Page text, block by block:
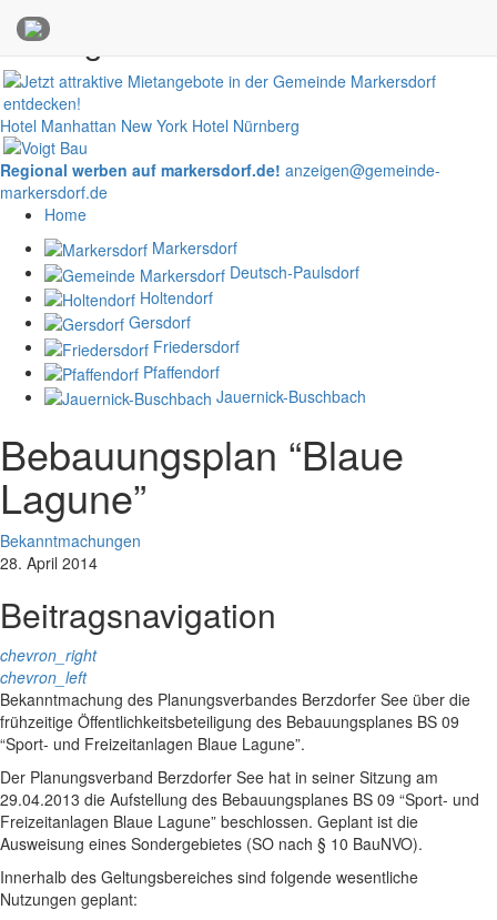
Anzeigen
Hotel Manhattan New York Hotel Nürnberg
Regional werben auf markersdorf.de! anzeigen@gemeinde-
markersdorf.de
Home
Markersdorf
Deutsch-Paulsdorf
Holtendorf
Gersdorf
Friedersdorf
Pfaffendorf
Jauernick-Buschbach
Bebauungsplan “Blaue
Lagune”
Bekanntmachungen
28. April 2014
Beitragsnavigation
chevron_right
chevron_left
Bekanntmachung des Planungsverbandes Berzdorfer See über die
frühzeitige Öffentlichkeitsbeteiligung des Bebauungsplanes BS 09
“Sport- und Freizeitanlagen Blaue Lagune”.
Der Planungsverband Berzdorfer See hat in seiner Sitzung am
29.04.2013 die Aufstellung des Bebauungsplanes BS 09 “Sport- und
Freizeitanlagen Blaue Lagune” beschlossen. Geplant ist die
Ausweisung eines Sondergebietes (SO nach § 10 BauNVO).
Innerhalb des Geltungsbereiches sind folgende wesentliche
Nutzungen geplant: